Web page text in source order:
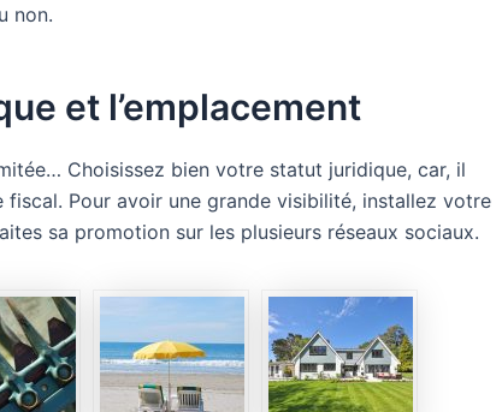
non.
et l’emplacement
Choisissez bien votre statut juridique, car, il
Pour avoir une grande visibilité, installez votre
sa promotion sur les plusieurs réseaux sociaux.